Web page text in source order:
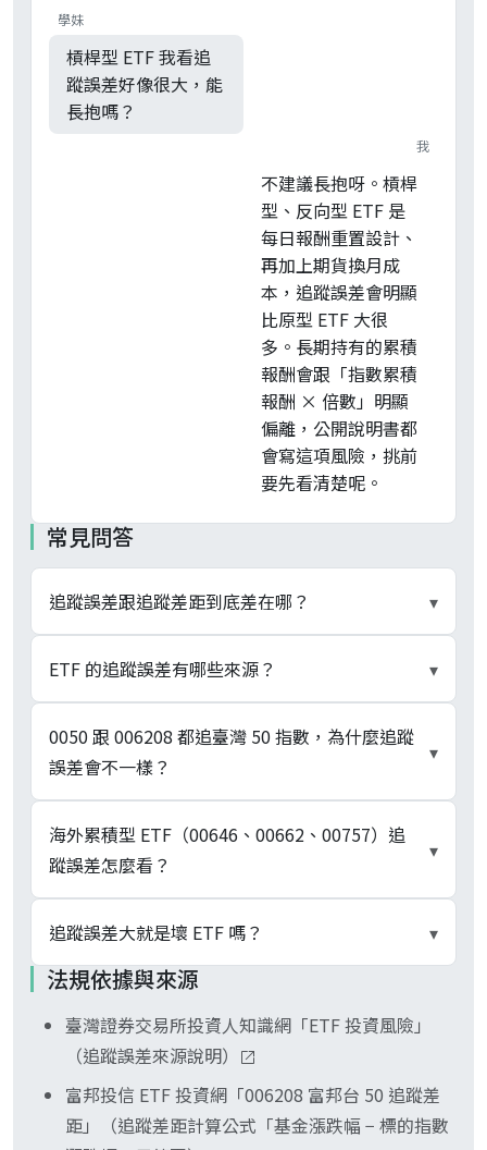
學妹
槓桿型 ETF 我看追
蹤誤差好像很大，能
長抱嗎？
我
不建議長抱呀。槓桿
型、反向型 ETF 是
每日報酬重置設計、
再加上期貨換月成
本，追蹤誤差會明顯
比原型 ETF 大很
多。長期持有的累積
報酬會跟「指數累積
報酬 × 倍數」明顯
偏離，公開說明書都
會寫這項風險，挑前
要先看清楚呢。
常見問答
追蹤誤差跟追蹤差距到底差在哪？ ▾
數學定義不同。追蹤差距（Tracking Difference）
為 ETF 累積報酬減去指數累積報酬，一段期間就一
個數字，可正可負，富邦投信、元大投信揭露頁與
TWSE 投資人知識網多採此定義；追蹤誤差
算標準差，反映波動度而非方向。本條採學術定義
（標準差派），引用投信揭露數字時會明確標示為
「追蹤差距」。
ETF 的追蹤誤差有哪些來源？ ▾
主要五項：（1）內扣費用（經理費加保管費，每
年自淨值扣抵）；（2）申購買回現金部位拖累；
（3）成分股調整時的買賣摩擦；（4）配息再投資
時間差（指數假設瞬間再投入、基金實際有時間落
差）；（5）稅務處理（境內配息扣補充保費、境
扣費用上下，明顯超過代表還有其他來源拖累。
0050 跟 006208 都追臺灣 50 指數，為什麼追蹤
誤差會不一樣？
▾
兩檔由不同投信發行（元大 vs 富邦），經理費結
構與費率水準不同（0050 自 2025/1/24 改階梯
式、006208 自 2025/6/24 起亦採規模遞減）、配
息評價日不同（0050 為 6/30、12/31；006208 為
成分股相同、但這些操作差異會表現在追蹤差距與
追蹤誤差上。下單前到兩家投信揭露頁查當下數字
最準。
海外累積型 ETF（00646、00662、00757）追
蹤誤差怎麼看？
▾
這三檔是累積型 ETF，配息直接再投資進淨值、不
發現金股息，追蹤誤差來源不含「配息再投資時間
差」一項。但會多出「計價貨幣匯率差價」（基金
台幣計價、底層美元資產）與「美國預扣稅」兩
項。把境內配息型 ETF 與海外累積型放一起比追蹤
誤差時，要先把這些結構差異對齊再看數字。
追蹤誤差大就是壞 ETF 嗎？ ▾
看商品結構。原型 ETF 設計目標就是貼近指數，追
蹤誤差大確實偏離設計初衷、可能反映現金部位或
成分股調整摩擦過大；但期信、槓桿型、反向型
ETF 因每日重置與期貨換月設計，追蹤誤差就會比
較大，這是商品結構的合理結果而非投信操作品質
法規依據與來源
臺灣證券交易所投資人知識網「ETF 投資風險」
（追蹤誤差來源說明）
富邦投信 ETF 投資網「006208 富邦台 50 追蹤差
距」（追蹤差距計算公式「基金漲跌幅 − 標的指數